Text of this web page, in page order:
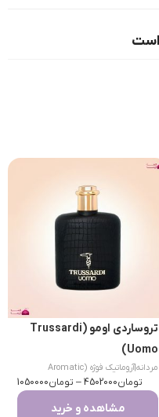
تروساردی اومو (Trussardi
Uomo)
مردانه|
آروماتیک فوژه (Aromatic
Fougere)
تومان4502000
– تومان1050000
مشاهده و خرید